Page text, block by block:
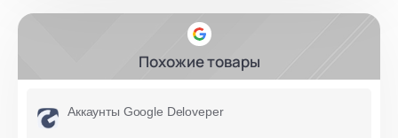
Похожие товары
Аккаунты Google Deloveper